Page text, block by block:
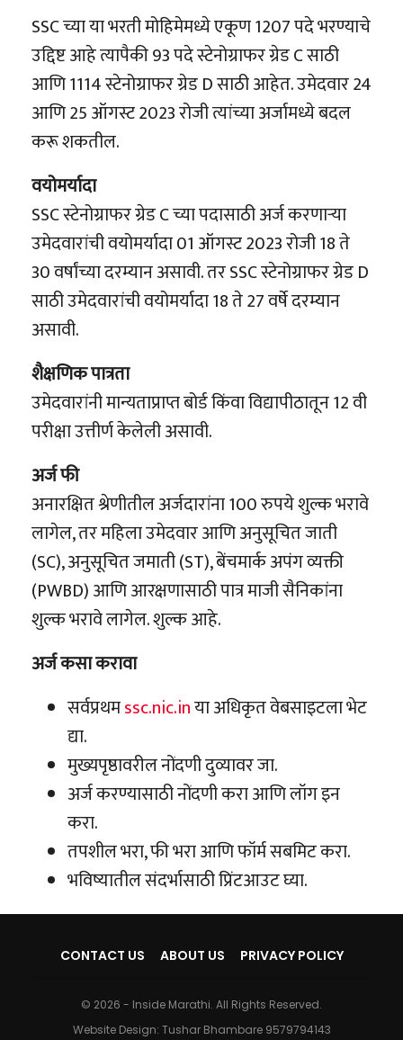
SSC च्या या भरती मोहिमेमध्ये एकूण 1207 पदे भरण्याचे
उद्दिष्ट आहे त्यापैकी 93 पदे स्टेनोग्राफर ग्रेड C साठी
आणि 1114 स्टेनोग्राफर ग्रेड D साठी आहेत. उमेदवार 24
आणि 25 ऑगस्ट 2023 रोजी त्यांच्या अर्जामध्ये बदल
करू शकतील.
वयोमर्यादा
SSC स्टेनोग्राफर ग्रेड C च्या पदासाठी अर्ज करणाऱ्या
उमेदवारांची वयोमर्यादा 01 ऑगस्ट 2023 रोजी 18 ते
30 वर्षांच्या दरम्यान असावी. तर SSC स्टेनोग्राफर ग्रेड D
साठी उमेदवारांची वयोमर्यादा 18 ते 27 वर्षे दरम्यान
असावी.
शैक्षणिक पात्रता
उमेदवारांनी मान्यताप्राप्त बोर्ड किंवा विद्यापीठातून 12 वी
परीक्षा उत्तीर्ण केलेली असावी.
अर्ज फी
अनारक्षित श्रेणीतील अर्जदारांना 100 रुपये शुल्क भरावे
लागेल, तर महिला उमेदवार आणि अनुसूचित जाती
(SC), अनुसूचित जमाती (ST), बेंचमार्क अपंग व्यक्ती
(PWBD) आणि आरक्षणासाठी पात्र माजी सैनिकांना
शुल्क भरावे लागेल. शुल्क आहे.
अर्ज कसा करावा
सर्वप्रथमssc.nic.inया अधिकृत वेबसाइटला भेट
द्या.
मुख्यपृष्ठावरील नोंदणी दुव्यावर जा.
अर्ज करण्यासाठी नोंदणी करा आणि लॉग इन
करा.
तपशील भरा, फी भरा आणि फॉर्म सबमिट करा.
भविष्यातील संदर्भासाठी प्रिंटआउट घ्या.
CONTACT US ABOUT US PRIVACY POLICY
© 2026 - Inside Marathi. All Rights Reserved.
Website Design: Tushar Bhambare 9579794143